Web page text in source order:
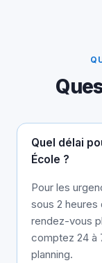
Quel délai
École ?
Pour les
sous 2 heures
rendez-vous
comptez 24 à
planning.